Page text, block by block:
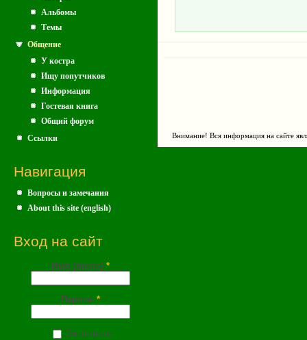
Альбомы
Темы
Общение
У костра
Ищу попутчиков
Информация
Гостевая книга
Общий форум
Ссылки
Навигация
Вопросы и замечания
About this site (english)
Вход на сайт
Имя (почта) *
Пароль *
Запомнить
Внимание! Вся информация на сайте